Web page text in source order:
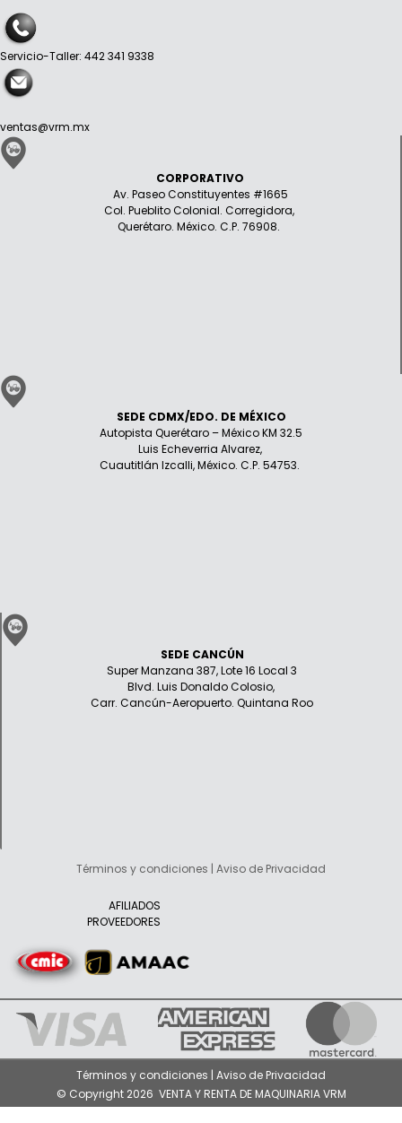
Servicio-Taller: 442 341 9338
ventas@vrm.mx
CORPORATIVO
Av. Paseo Constituyentes #1665
Col. Pueblito Colonial. Corregidora,
Querétaro. México. C.P. 76908.
SEDE CDMX/EDO. DE MÉXICO
Autopista Querétaro – México KM 32.5
Luis Echeverria Alvarez,
Cuautitlán Izcalli, México. C.P. 54753.
SEDE CANCÚN
Super Manzana 387, Lote 16 Local 3
Blvd. Luis Donaldo Colosio,
Carr. Cancún-Aeropuerto. Quintana Roo
Términos y condiciones | Aviso de Privacidad
AFILIADOS
PROVEEDORES
Términos y condiciones | Aviso de Privacidad
© Copyright 2026 VENTA Y RENTA DE MAQUINARIA VRM